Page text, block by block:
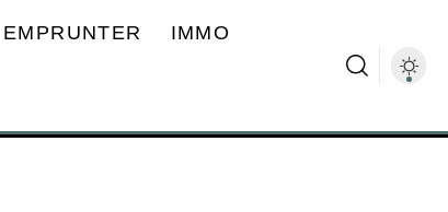
EMPRUNTER IMMO